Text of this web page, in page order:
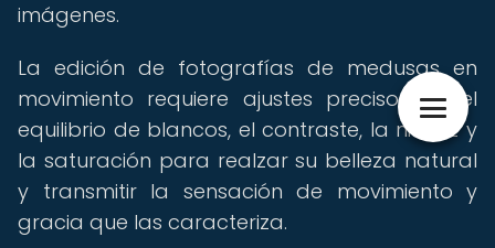
imágenes.
La edición de fotografías de medusas en
movimiento requiere ajustes precisos en el
equilibrio de blancos, el contraste, la nitidez y
la saturación para realzar su belleza natural
y transmitir la sensación de movimiento y
gracia que las caracteriza.